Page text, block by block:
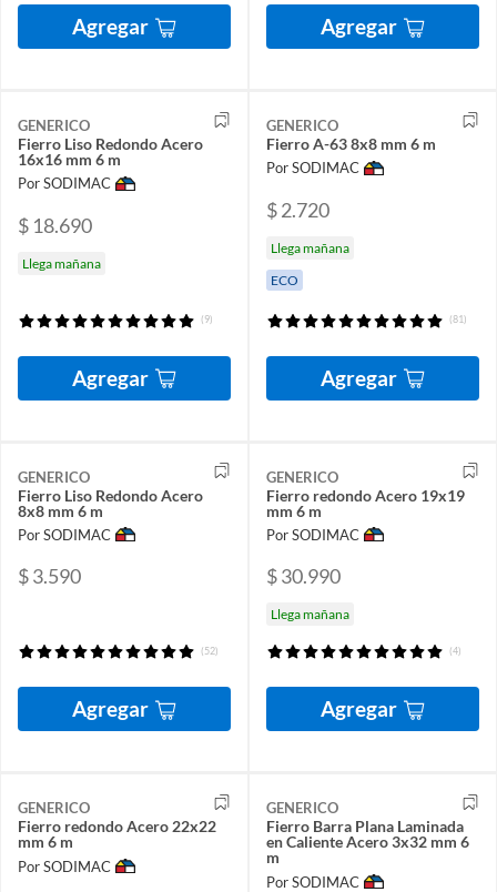
Agregar Agregar
GENERICO
Fierro Liso Redondo Acero
16x16 mm 6 m
Por SODIMAC
$ 18.690
Llega mañana
(9)
Agregar
GENERICO
Fierro A-63 8x8 mm 6 m
Por SODIMAC
$ 2.720
Llega mañana
ECO
(81)
Agregar
GENERICO
Fierro Liso Redondo Acero
8x8 mm 6 m
Por SODIMAC
$ 3.590
(52)
Agregar
GENERICO
Fierro redondo Acero 19x19
mm 6 m
Por SODIMAC
$ 30.990
Llega mañana
(4)
Agregar
GENERICO
Fierro redondo Acero 22x22
mm 6 m
Por SODIMAC
GENERICO
Fierro Barra Plana Laminada
en Caliente Acero 3x32 mm 6
m
Por SODIMAC